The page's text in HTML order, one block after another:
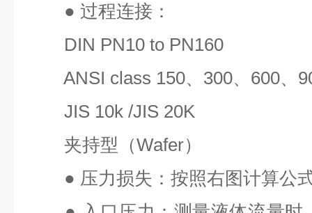
● 过程连接：
DIN PN10 to PN160
ANSI class 150、 300、 600、
JIS 10k /JIS 20K
夹持型（Wafer）
● 压力损失：按照右图计算公